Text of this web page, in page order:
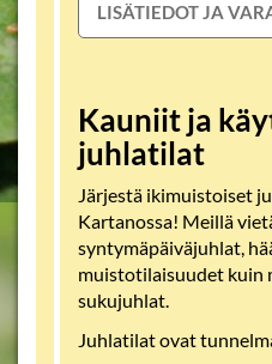
LISÄTIEDOT JA
Kauniit ja
juhlatilat
Järjestä ikimuistoiset
Kartanossa! Meillä
syntymäpäiväjuhlat,
muistotilaisuudet kuin
sukujuhlat.
Juhlatilat ovat